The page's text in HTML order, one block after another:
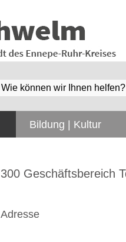
Bildung | Kultur
300 Geschäftsbereich
Adresse